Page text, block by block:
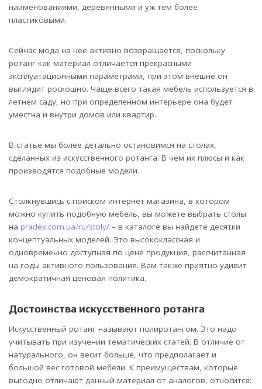
наименованиями, деревянными и уж тем более
пластиковыми.
Сейчас мода на нее активно возвращается, поскольку
ротанг как материал отличается прекрасными
эксплуатационными параметрами, при этом внешне он
выглядит роскошно. Чаще всего такая мебель используется в
летнем саду, но при определенном интерьере она будет
уместна и внутри домов или квартир.
В статье мы более детально остановимся на столах,
сделанных из искусственного ротанга. В чем их плюсы и как
производятся подобные модели.
Столкнувшись с поиском интернет магазина, в котором
можно купить подобную мебель, вы можете выбрать столы
на pradex.com.ua/ru/stoly/ – в каталоге вы найдете десятки
концептуальных моделей. Это высококлассная и
одновременно доступная по цене продукция, рассчитанная
на годы активного пользования. Вам также приятно удивит
демократичная ценовая политика.
Достоинства искусственного ротанга
Искусственный ротанг называют полиротангом. Это надо
учитывать при изучении тематических статей. В отличие от
натурального, он весит больше, что предполагает и
большой вес готовой мебели. К преимуществам, которые
выгодно отличают данный материал от аналогов, относится: